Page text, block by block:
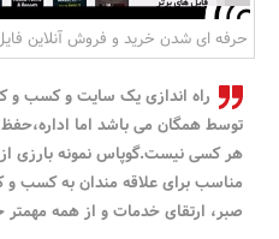
حرفه ای شدن خرید و فروش آنلاین
راه اندازی یک سایت و کسب و
توسط همگان می باشد اما
هر کسی نیست.گوپاس نمونه بارزی از
مناسب برای علاقه مندان به کسب و
صبر، ارتقای خدمات و از همه مهمتر